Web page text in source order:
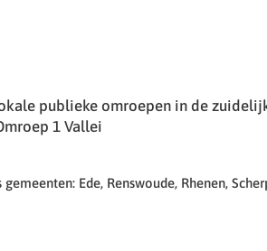
publieke omroepen in de
1 Vallei
Ede, Renswoude, Rhenen,